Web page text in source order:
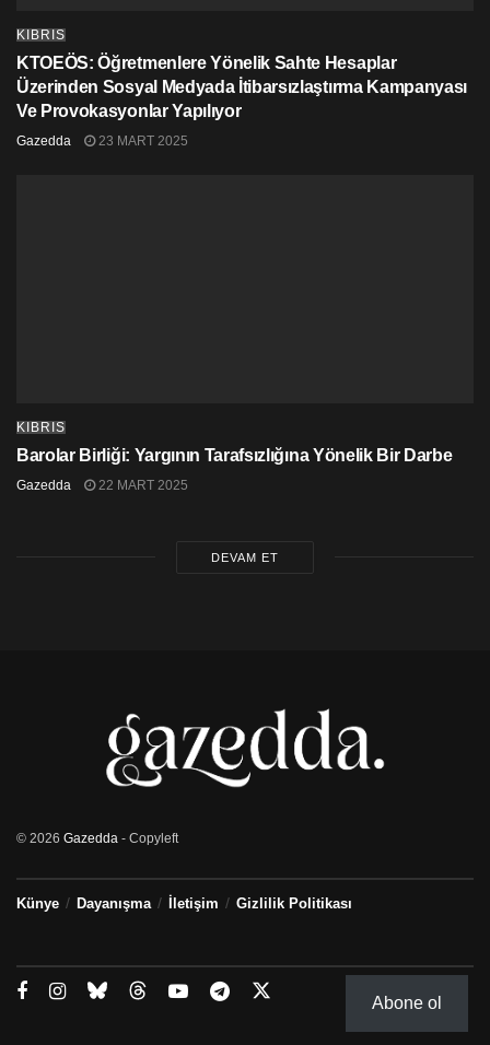
KIBRIS
KTOEÖS: Öğretmenlere Yönelik Sahte Hesaplar
Üzerinden Sosyal Medyada İtibarsızlaştırma Kampanyası
Ve Provokasyonlar Yapılıyor
Gazedda 23 MART 2025
KIBRIS
Barolar Birliği: Yargının Tarafsızlığına Yönelik Bir Darbe
Gazedda 22 MART 2025
DEVAM ET
© 2026 Gazedda - Copyleft
Künye Dayanışma İletişim Gizlilik Politikası
Abone ol